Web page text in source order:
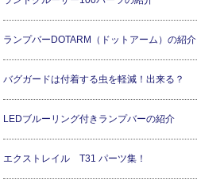
ランプバーDOTARM（ドットアーム）の紹介
バグガードは付着する虫を軽減！出来る？
LEDブルーリング付きランプバーの紹介
エクストレイル T31 パーツ集！